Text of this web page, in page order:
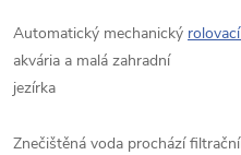
Automatický mechanický
akvária a malá zahradní
jezírka
Znečištěná voda prochází